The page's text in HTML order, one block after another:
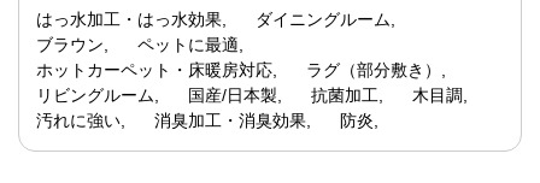
はっ水加工・はっ水効果
ダイニングルーム
ブラウン
ペットに最適
ホットカーペット・床暖房対応
ラグ（部分敷き）
リビングルーム
国産/日本製 抗菌加工
木目調
汚れに強い
消臭加工・消臭効果 防炎